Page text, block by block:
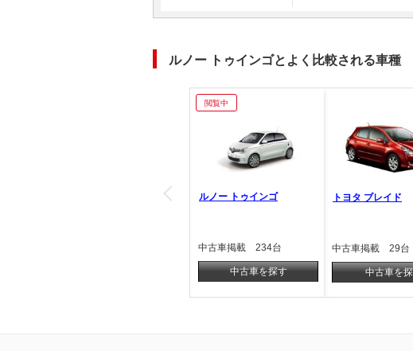
ルノー トゥインゴとよく比較される車種
ルノー トゥインゴ
中古車掲載 234台
中古車を探す
閲覧中
トヨタ ブレイド
中古車掲載 29台
中古車を